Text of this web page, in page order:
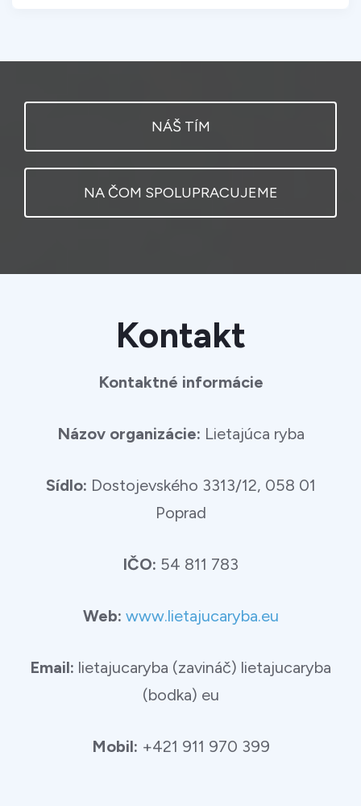
NÁŠ TÍM
NA ČOM SPOLUPRACUJEME
Kontakt
Kontaktné informácie
Názov organizácie: Lietajúca ryba
Sídlo: Dostojevského 3313/12, 058 01
Poprad
IČO: 54 811 783
Web: www.lietajucaryba.eu
Email: lietajucaryba (zavináč) lietajucaryba
(bodka) eu
Mobil: +421 911 970 399